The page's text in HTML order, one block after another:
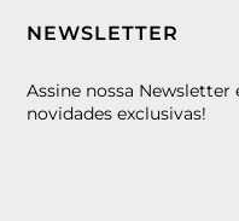
NEWSLETTER
Assine nossa
novidades exclusivas!